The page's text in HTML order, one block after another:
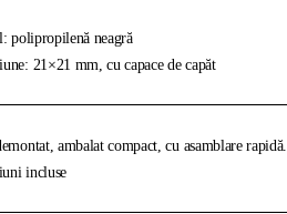
polipropilenă neagră
21×21 mm, cu capace de capăt
ambalat compact, cu asamblare rapidă.
incluse